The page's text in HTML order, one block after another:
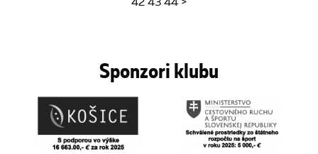
Sponzori klubu